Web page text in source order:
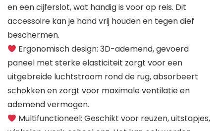
en een cijferslot, wat handig is voor op reis. Dit
accessoire kan je hand vrij houden en tegen dief
beschermen.
Ergonomisch design: 3D-ademend, gevoerd
paneel met sterke elasticiteit zorgt voor een
uitgebreide luchtstroom rond de rug, absorbeert
schokken en zorgt voor maximale ventilatie en
ademend vermogen.
Multifunctioneel: Geschikt voor reuzen, uitstapjes,